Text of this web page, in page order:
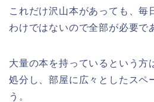
これだけ沢山本があっても、毎
わけではないので全部が必要で
大量の本を持っているという方
処分し、部屋に広々としたスペ
う。